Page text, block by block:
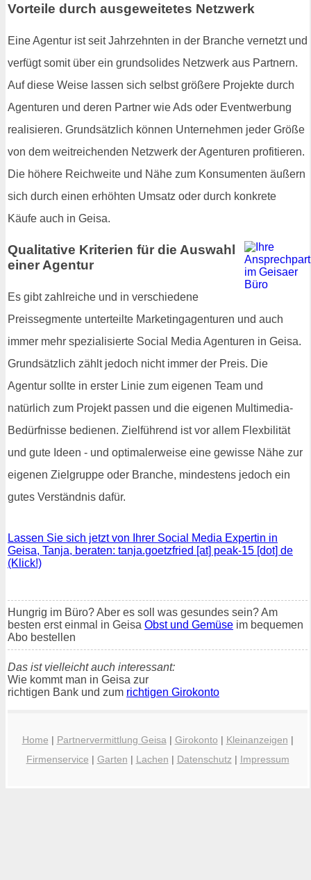
Vorteile durch ausgeweitetes Netzwerk
Eine Agentur ist seit Jahrzehnten in der Branche vernetzt und
verfügt somit über ein grundsolides Netzwerk aus Partnern.
Auf diese Weise lassen sich selbst größere Projekte durch
Agenturen und deren Partner wie Ads oder Eventwerbung
realisieren. Grundsätzlich können Unternehmen jeder Größe
von dem weitreichenden Netzwerk der Agenturen profitieren.
Die höhere Reichweite und Nähe zum Konsumenten äußern
sich durch einen erhöhten Umsatz oder durch konkrete
Käufe auch in Geisa.
Qualitative Kriterien für die Auswahl
einer Agentur
Es gibt zahlreiche und in verschiedene
Preissegmente unterteilte Marketingagenturen und auch
immer mehr spezialisierte Social Media Agenturen in Geisa.
Grundsätzlich zählt jedoch nicht immer der Preis. Die
Agentur sollte in erster Linie zum eigenen Team und
natürlich zum Projekt passen und die eigenen Multimedia-
Bedürfnisse bedienen. Zielführend ist vor allem Flexbilität
und gute Ideen - und optimalerweise eine gewisse Nähe zur
eigenen Zielgruppe oder Branche, mindestens jedoch ein
gutes Verständnis dafür.
Lassen Sie sich jetzt von Ihrer Social Media Expertin in
Geisa, Tanja, beraten: tanja.goetzfried [at] peak-15 [dot] de
(Klick!)
Hungrig im Büro? Aber es soll was gesundes sein? Am
besten erst einmal in Geisa Obst und Gemüse im bequemen
Abo bestellen
Das ist vielleicht auch interessant:
Wie kommt man in Geisa zur
richtigen Bank und zum richtigen Girokonto
Home | Partnervermittlung Geisa| Girokonto | Kleinanzeigen |
Firmenservice | Garten | Lachen | Datenschutz| Impressum